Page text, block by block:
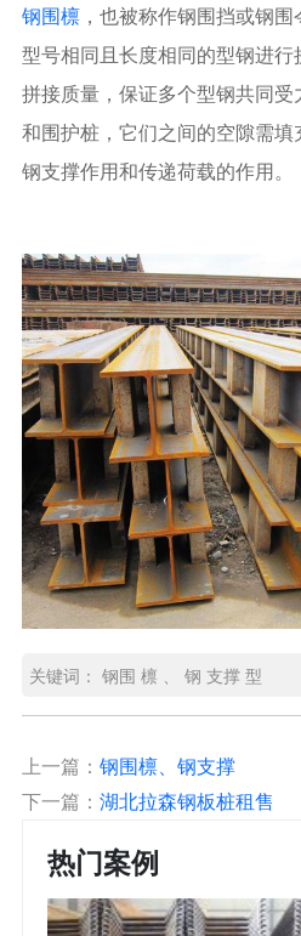
钢围檩，也被称作钢围挡或钢
型号相同且长度相同的型钢进
拼接质量，保证多个型钢共同
和围护桩，它们之间的空隙需
钢支撑作用和传递荷载的作用。
关键词： 钢围 檩 、 钢 支撑 型
上一篇： 钢围檩、钢支撑
下一篇： 湖北拉森钢板桩租售
热门案例